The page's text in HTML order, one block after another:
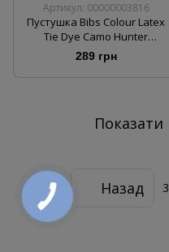
Артикул: 00000003816
Пустушка Bibs Colour Latex
Tie Dye Camo Hunter
green/Sand розмір 1
289 грн
Показати
Назад 3